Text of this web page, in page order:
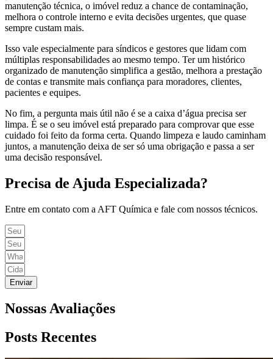
manutenção técnica, o imóvel reduz a chance de contaminação,
melhora o controle interno e evita decisões urgentes, que quase
sempre custam mais.
Isso vale especialmente para síndicos e gestores que lidam com
múltiplas responsabilidades ao mesmo tempo. Ter um histórico
organizado de manutenção simplifica a gestão, melhora a prestação
de contas e transmite mais confiança para moradores, clientes,
pacientes e equipes.
No fim, a pergunta mais útil não é se a caixa d’água precisa ser
limpa. É se o seu imóvel está preparado para comprovar que esse
cuidado foi feito da forma certa. Quando limpeza e laudo caminham
juntos, a manutenção deixa de ser só uma obrigação e passa a ser
uma decisão responsável.
Precisa de Ajuda Especializada?
Entre em contato com a AFT Química e fale com nossos técnicos.
Enviar
Nossas Avaliações
Posts Recentes